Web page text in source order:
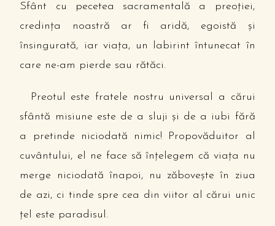
Sfânt cu pecetea sacramentală a preoţiei,
credinţa noastră ar fi aridă, egoistă şi
însingurată, iar viaţa, un labirint întunecat în
care ne-am pierde sau rătăci.
Preotul este fratele nostru universal a cărui
sfântă misiune este de a sluji şi de a iubi fără
a pretinde niciodată nimic! Propovăduitor al
cuvântului, el ne face să înţelegem că viaţa nu
merge niciodată înapoi, nu zăboveşte în ziua
de azi, ci tinde spre cea din viitor al cărui unic
ţel este paradisul.